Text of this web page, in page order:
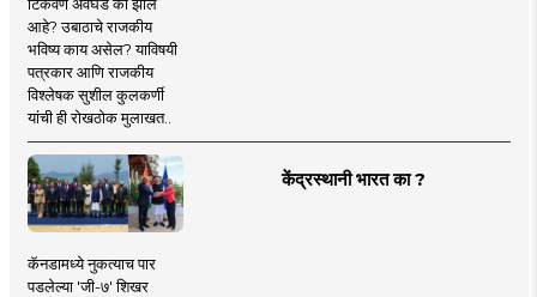
आहे? उबाठाचे राजकीय
भविष्य काय असेल? याविषयी
पत्रकार आणि राजकीय
विश्लेषक सुशील कुलकर्णी
यांची ही रोखठोक मुलाखत..
केंद्रस्थानी भारत का ?
कॅनडामध्ये नुकत्याच पार
पडलेल्या 'जी-७' शिखर